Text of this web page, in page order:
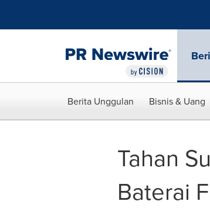
Berita Unggulan Bisnis & Uang
Tahan
Baterai